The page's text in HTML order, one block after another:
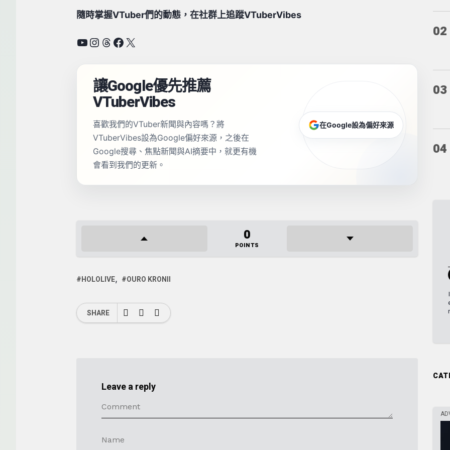
隨時掌握VTuber們的動態，在社群上追蹤VTuberVibes
YouTube
Instagram
Threads
Facebook
X
讓Google優先推薦
VTuberVibes
喜歡我們的VTuber新聞與內容嗎？將
VTuberVibes設為Google偏好來源，之後在
Google搜尋、焦點新聞與AI摘要中，就更有機
會看到我們的更新。
在Google設為偏好來源
0
POINTS
HOLOLIVE OURO KRONII
SHARE
Leave a reply
02
03
04